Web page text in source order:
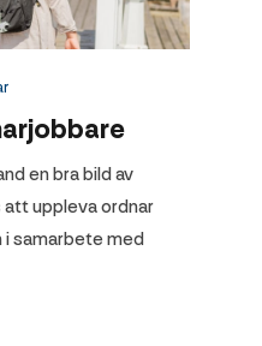
en bra bild av
uppleva ordnar
i samarbete med